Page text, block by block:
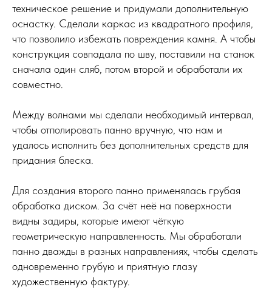
техническое решение и придумали дополнительную
оснастку. Сделали каркас из квадратного профиля,
что позволило избежать повреждения камня. А чтобы
конструкция совпадала по шву, поставили на станок
сначала один сляб, потом второй и обработали их
совместно.
Между волнами мы сделали необходимый интервал,
чтобы отполировать панно вручную, что нам и
удалось исполнить без дополнительных средств для
придания блеска.
Для создания второго панно применялась грубая
обработка диском. За счёт неё на поверхности
видны задиры, которые имеют чёткую
геометрическую направленность. Мы обработали
панно дважды в разных направлениях, чтобы сделать
одновременно грубую и приятную глазу
художественную фактуру.